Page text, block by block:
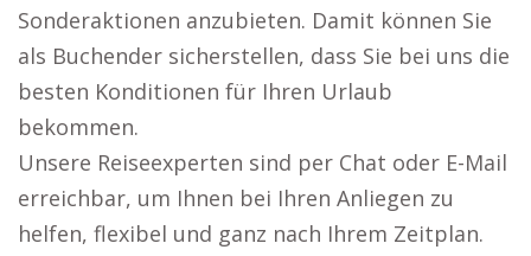
Sonderaktionen anzubieten. Damit können Sie
als Buchender sicherstellen, dass Sie bei uns die
besten Konditionen für Ihren Urlaub
bekommen.
Unsere Reiseexperten sind per Chat oder E-Mail
erreichbar, um Ihnen bei Ihren Anliegen zu
helfen, flexibel und ganz nach Ihrem Zeitplan.